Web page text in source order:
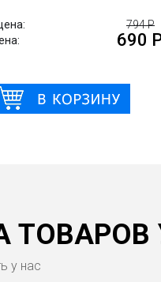
Старая цена:
Новая цена:
ТОВАРОВ
у нас